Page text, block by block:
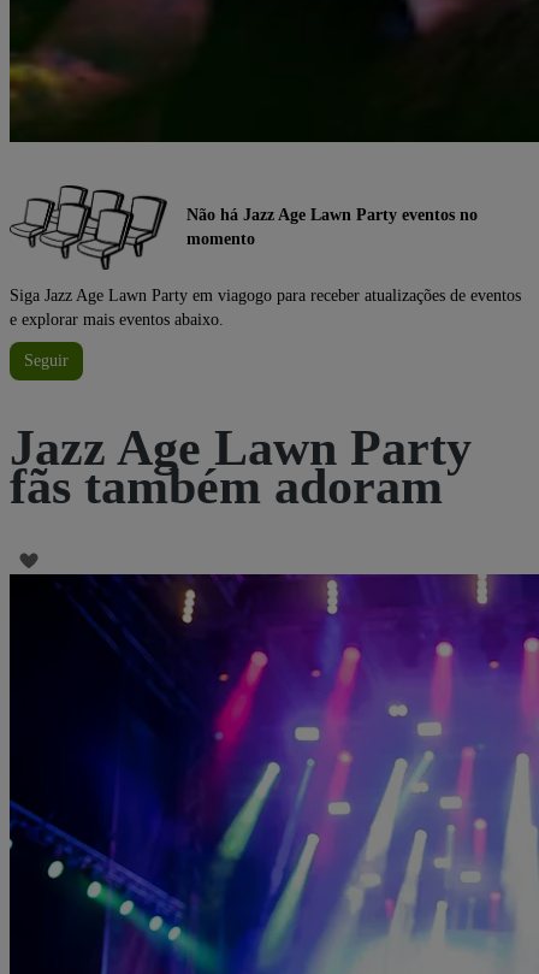
Não há Jazz Age Lawn Party eventos no
momento
Siga Jazz Age Lawn Party em viagogo para receber atualizações de eventos
e explorar mais eventos abaixo.
Seguir
Jazz Age Lawn Party
fãs também adoram